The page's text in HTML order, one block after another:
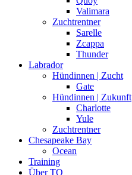
Valimara
Zuchtrentner
Sarelle
Zcappa
Thunder
Labrador
Hündinnen | Zucht
Gate
Hündinnen | Zukunft
Charlotte
Yule
Zuchtrentner
Chesapeake Bay
Ocean
Training
Über TQ